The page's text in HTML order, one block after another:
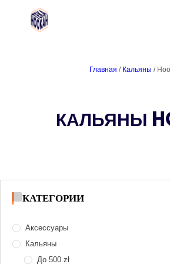
Главная / Кальяны /
КАЛЬЯНЫ
КАТЕГОРИИ
Аксессуары
Аксессуары для розжига угля
Газ и газовые баллоны
Банки для табака
Кальяны
До 500 zł